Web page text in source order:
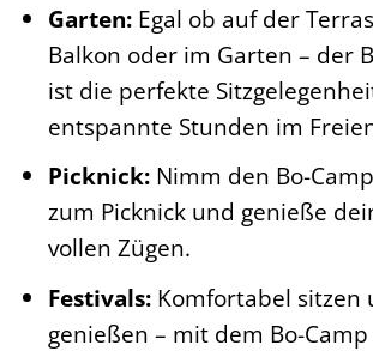
Garten:Egal ob auf der
Balkon oder im Garten – der
ist die perfekte
entspannte Stunden im
Picknick:Nimm den Bo-
zum Picknick und genieße
vollen Zügen.
Festivals:Komfortabel sitzen
genießen – mit dem Bo-